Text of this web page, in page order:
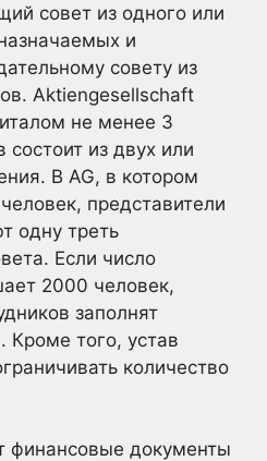
совет из одного или
и
совету из
Aktiengesellschaft
не менее 3
из двух или
В AG, в котором
представители
одну треть
Если число
2000 человек,
заполнят
Кроме того, устав
количество
финансовые документы